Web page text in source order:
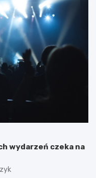
wydarzeń czeka na